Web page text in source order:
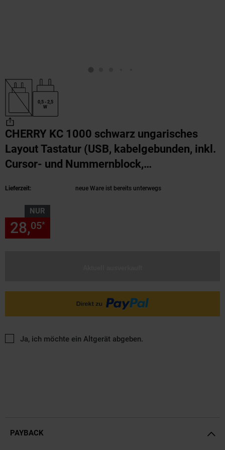
0,5 - 2,5
W
CHERRY KC 1000 schwarz ungarisches
Layout Tastatur (USB, kabelgebunden, inkl.
Cursor- und Nummernblock,
Lieferzeit: neue Ware ist bereits unterwegs
NUR
28,05*
Ja, ich möchte ein Altgerät abgeben.
PAYBACK